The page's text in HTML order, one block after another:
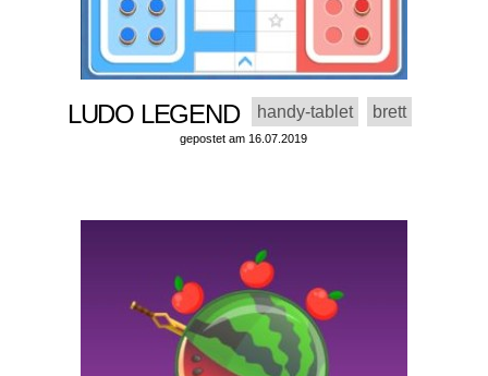
LUDO LEGEND handy-tablet brett
gepostet am 16.07.2019